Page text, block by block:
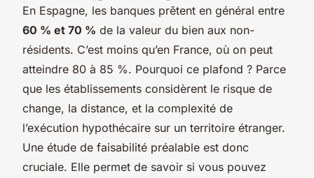
En Espagne, les banques prêtent en général entre
60 % et 70 % de la valeur du bien aux non-
résidents. C’est moins qu’en France, où on peut
atteindre 80 à 85 %. Pourquoi ce plafond ? Parce
que les établissements considèrent le risque de
change, la distance, et la complexité de
l’exécution hypothécaire sur un territoire étranger.
Une étude de faisabilité préalable est donc
cruciale. Elle permet de savoir si vous pouvez